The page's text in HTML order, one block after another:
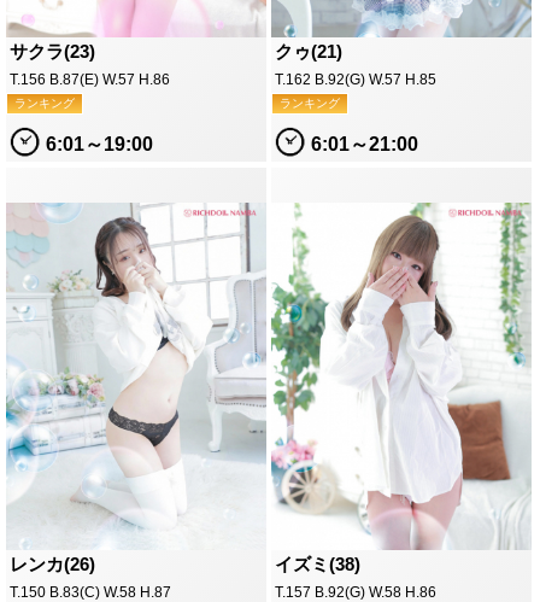
サクラ(23)
T.156 B.87(E) W.57 H.86
ランキング
6:01～19:00
クゥ(21)
T.162 B.92(G) W.57 H.85
ランキング
6:01～21:00
レンカ(26)
T.150 B.83(C) W.58 H.87
イズミ(38)
T.157 B.92(G) W.58 H.86